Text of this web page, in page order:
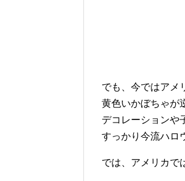
でも、今ではアメ
黄色いかぼちゃが
デコレーションや
すっかり今流ハロ
では、アメリカで